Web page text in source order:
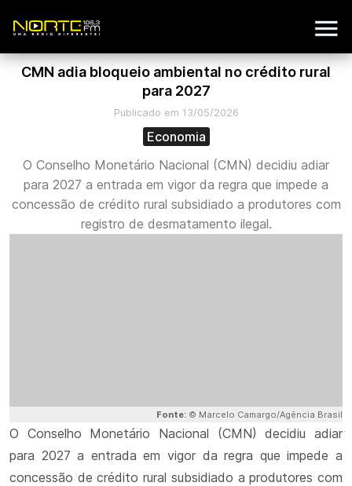
CMN adia bloqueio ambiental no crédito rural
para 2027
Publicado em 13/05/2026
Economia
O Conselho Monetário Nacional (CMN) decidiu adiar
para 2027 a entrada em vigor da regra que impede a
concessão de crédito rural subsidiado a produtores com
registro de desmatamento ilegal.
Fonte: © Marcelo Camargo/Agência Brasil
O Conselho Monetário Nacional (CMN) decidiu adiar
para 2027 a entrada em vigor da regra que impede a
concessão de crédito rural subsidiado a produtores com